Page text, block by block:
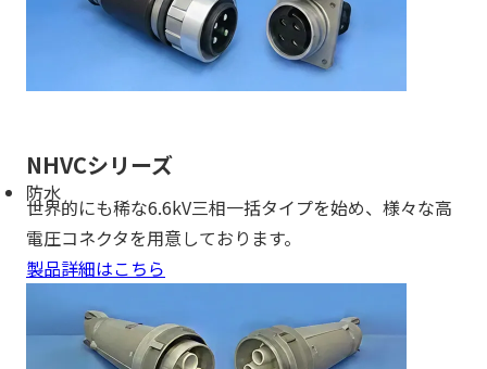
NHVCシリーズ
防水
世界的にも稀な6.6kV三相一括タイプを始め、様々な高
電圧コネクタを用意しております。
製品詳細はこちら